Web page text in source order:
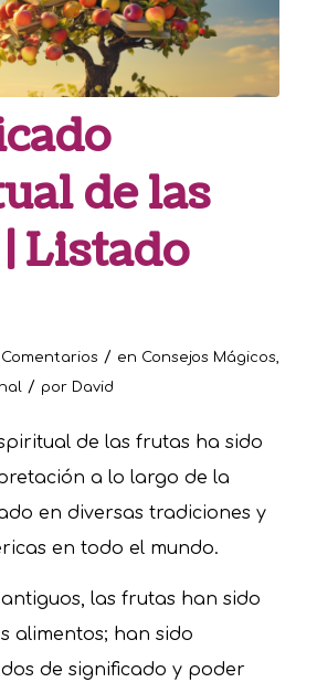
de las
Listado
Comentarios / en Consejos Mágicos
/ por David
de las frutas ha sido
a lo largo de la
en diversas tradiciones y
en todo el mundo.
las frutas han sido
alimentos; han sido
de significado y poder